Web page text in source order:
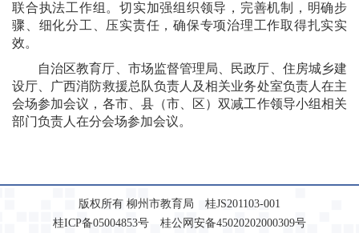
联合执法工作组。切实加强组织领导，完善机制，明确步
骤、细化分工、压实责任，确保专项治理工作取得扎实实
效。
自治区教育厅、市场监督管理局、民政厅、住房城乡建
设厅、广西消防救援总队负责人及相关业务处室负责人在主
会场参加会议，各市、县（市、区）双减工作领导小组相关
部门负责人在分会场参加会议。
版权所有 柳州市教育局 桂JS201103-001
桂ICP备05004853号 桂公网安备45020202000309号